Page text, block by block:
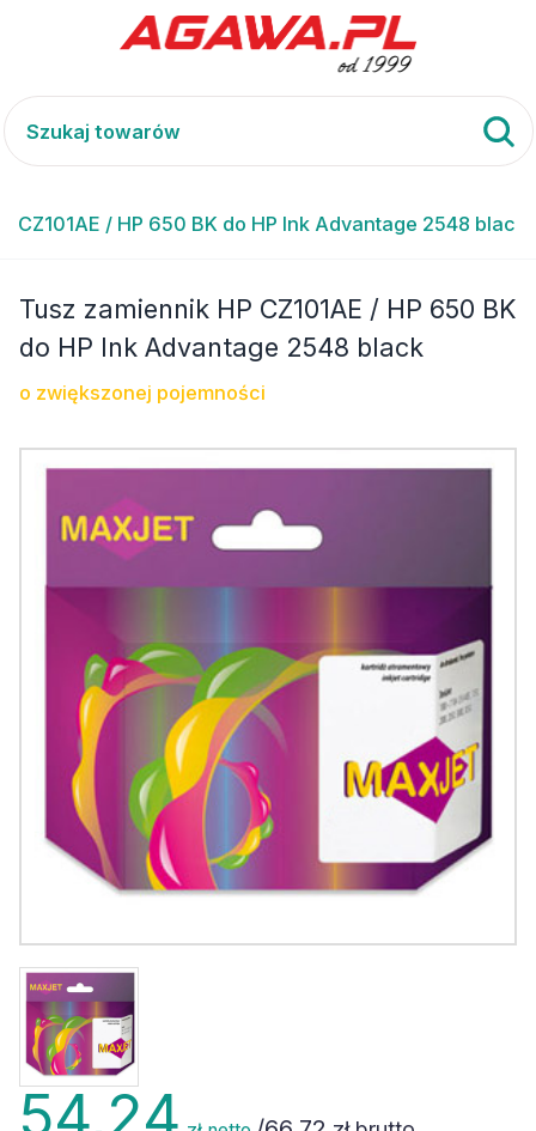
CZ101AE / HP 650 BK do HP Ink Advantage 2548 black
Tusz zamiennik HP CZ101AE / HP 650 BK
do HP Ink Advantage 2548 black
o zwiększonej pojemności
54,24